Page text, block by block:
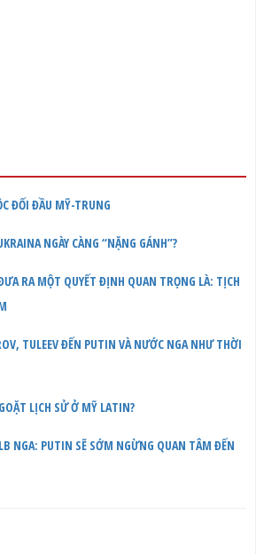
ĐỐI ĐẦU MỸ-TRUNG
NGÀY CÀNG “NẶNG GÁNH”?
RA MỘT QUYẾT ĐỊNH QUAN TRỌNG LÀ: TỊCH
TULEEV ĐẾN PUTIN VÀ NƯỚC NGA NHƯ THỜI
LỊCH SỬ Ở MỸ LATIN?
NGA: PUTIN SẼ SỚM NGỪNG QUAN TÂM ĐẾN